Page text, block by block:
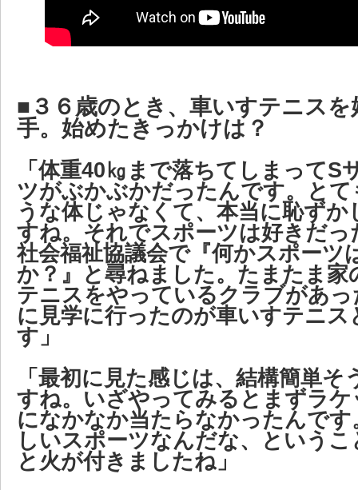
■３６歳のとき、車いすテニスを
手。始めたきっかけは？
「体重40㎏まで落ちてしまってS
ツがぶかぶかだったんです。と
うな体じゃなくて、本当に恥ずか
すね。それでスポーツは好きだっ
社会福祉協議会で『何かスポーツ
か？』と尋ねました。たまたま家
テニスをやっているクラブがあ
に見学に行ったのが車いすテニス
す」
「最初に見た感じは、結構簡単そ
すね。いざやってみるとまずラ
になかなか当たらなかったんで
しいスポーツなんだな、という
と火が付きましたね」